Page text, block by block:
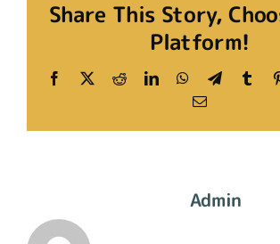
Share This Story,
Platform!
Facebook
X RedditLinkedInWhatsApp
Telegram
Email
Admin